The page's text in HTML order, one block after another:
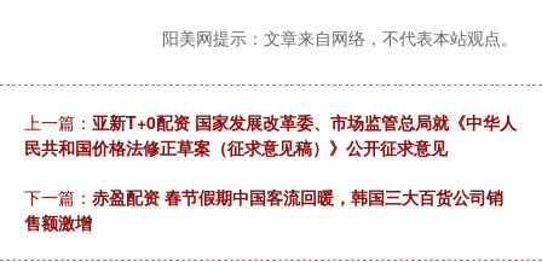
阳美网提示：文章来自网络，不代表本站观点。
上一篇： 亚新T+0配资 国家发展改革委、市场监管总局就《中华人
民共和国价格法修正草案（征求意见稿）》公开征求意见
下一篇： 赤盈配资 春节假期中国客流回暖，韩国三大百货公司销
售额激增